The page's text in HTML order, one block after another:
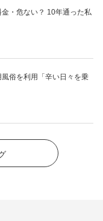
金・危ない？ 10年通った私
俗を利用「辛い日々を乗